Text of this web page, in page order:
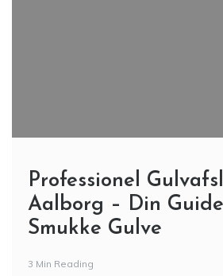
Professionel
Aalborg – Din
Smukke Gulve
3 Min Reading